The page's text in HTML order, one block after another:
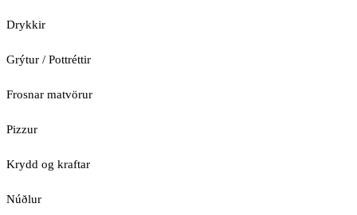
Drykkir
Grýtur / Pottréttir
Frosnar matvörur
Pizzur
Krydd og kraftar
Núðlur